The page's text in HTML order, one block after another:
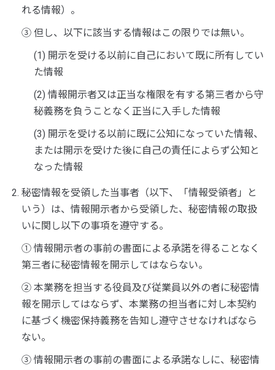
れる情報）。
③ 但し、以下に該当する情報はこの限りでは無い。
(1) 開示を受ける以前に自己において既に所有してい
た情報
(2) 情報開示者又は正当な権限を有する第三者から守
秘義務を負うことなく正当に入手した情報
(3) 開示を受ける以前に既に公知になっていた情報、
または開示を受けた後に自己の責任によらず公知と
なった情報
秘密情報を受領した当事者（以下、「情報受領者」と
いう）は、情報開示者から受領した、秘密情報の取扱
いに関し以下の事項を遵守する。
① 情報開示者の事前の書面による承諾を得ることなく
第三者に秘密情報を開示してはならない。
② 本業務を担当する役員及び従業員以外の者に秘密情
報を開示してはならず、本業務の担当者に対し本契約
に基づく機密保持義務を告知し遵守させなければなら
ない。
③ 情報開示者の事前の書面による承諾なしに、秘密情